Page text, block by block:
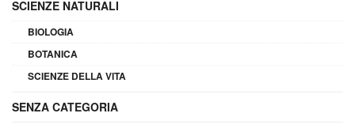
SCIENZE NATURALI
BIOLOGIA
BOTANICA
SCIENZE DELLA VITA
SENZA CATEGORIA